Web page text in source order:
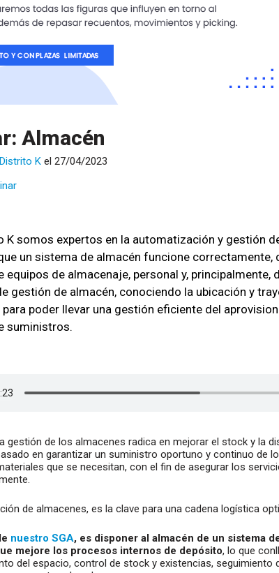
Almacén
Distrito K el 27/04/2023
K somos expertos en la automatización y gestión
un sistema de almacén funcione correctamente,
equipos de almacenaje, personal y, principalmente,
gestión de almacén, conociendo la ubicación y
poder llevar una gestión eficiente del
suministros.
gestión de los almacenes radica en mejorar el stock y la
en garantizar un suministro oportuno y continuo de
que se necesitan, con el fin de asegurar los
de almacenes, es la clave para una cadena logística
nuestro SGA, es disponer al almacén de un sistema
mejore los procesos internos de depósito, lo que
del espacio, control de stock y existencias, seguimiento